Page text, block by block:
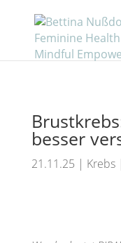
besser
21.11.25 | Krebs|